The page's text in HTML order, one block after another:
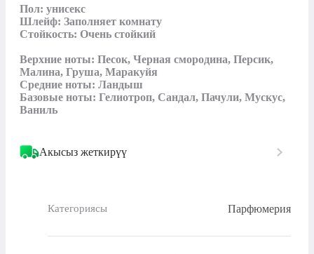
Пол: унисекс
Шлейф: Заполняет комнату
Стойкость: Очень стойкий
Верхние ноты: Песок, Черная смородина, Персик,
Малина, Груша, Маракуйя
Средние ноты: Ландыш
Базовые ноты: Гелиотроп, Сандал, Пачули, Мускус,
Ваниль
Акысыз жеткирүү
Категориясы Парфюмерия